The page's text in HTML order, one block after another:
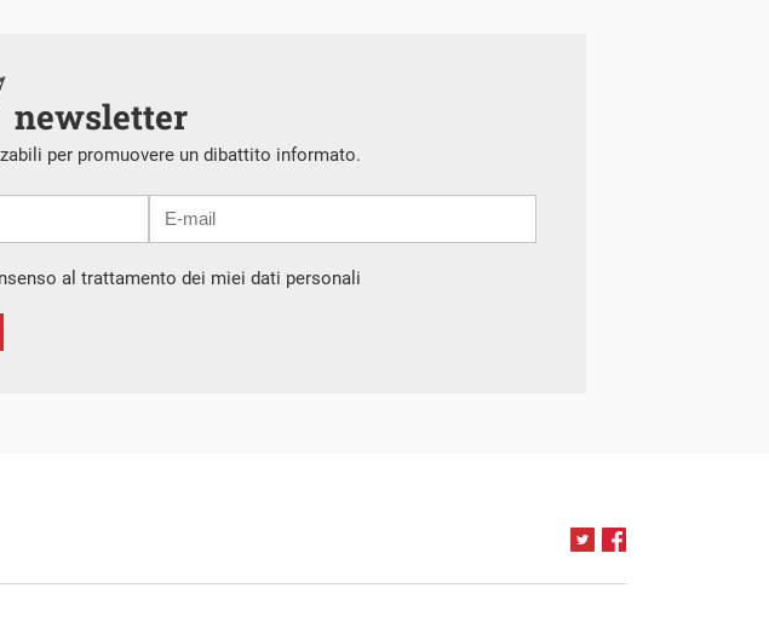
newsletter
per promuovere un dibattito informato.
al trattamento dei miei dati personali